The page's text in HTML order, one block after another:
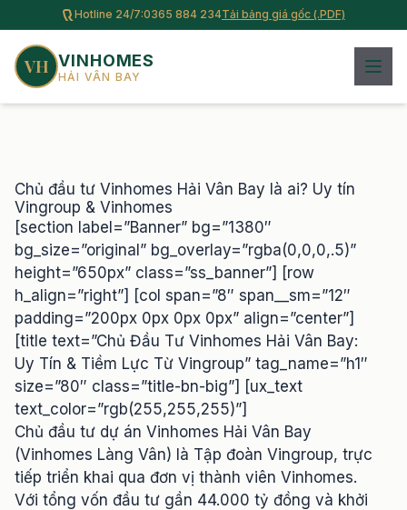
Hotline 24/7:0365 884 234Tải bảng giá gốc (.PDF)
VH VINHOMES
HẢI VÂN BAY
Chủ đầu tư Vinhomes Hải Vân Bay là ai? Uy tín
Vingroup & Vinhomes
[section label=”Banner” bg=”1380″
bg_size=”original” bg_overlay=”rgba(0,0,0,.5)”
height=”650px” class=”ss_banner”] [row
h_align=”right”] [col span=”8″ span__sm=”12″
padding=”200px 0px 0px 0px” align=”center”]
[title text=”Chủ Đầu Tư Vinhomes Hải Vân Bay:
Uy Tín & Tiềm Lực Từ Vingroup” tag_name=”h1″
size=”80″ class=”title-bn-big”] [ux_text
text_color=”rgb(255,255,255)”]
Chủ đầu tư dự án Vinhomes Hải Vân Bay
(Vinhomes Làng Vân) là Tập đoàn Vingroup, trực
tiếp triển khai qua đơn vị thành viên Vinhomes.
Với tổng vốn đầu tư gần 44.000 tỷ đồng và khởi